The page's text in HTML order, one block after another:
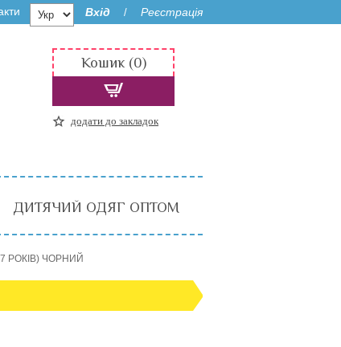
Вхід / Реєстрація
Кошик (0)
додати до закладок
ДИТЯЧИЙ ОДЯГ ОПТОМ
РОКІВ) ЧОРНИЙ